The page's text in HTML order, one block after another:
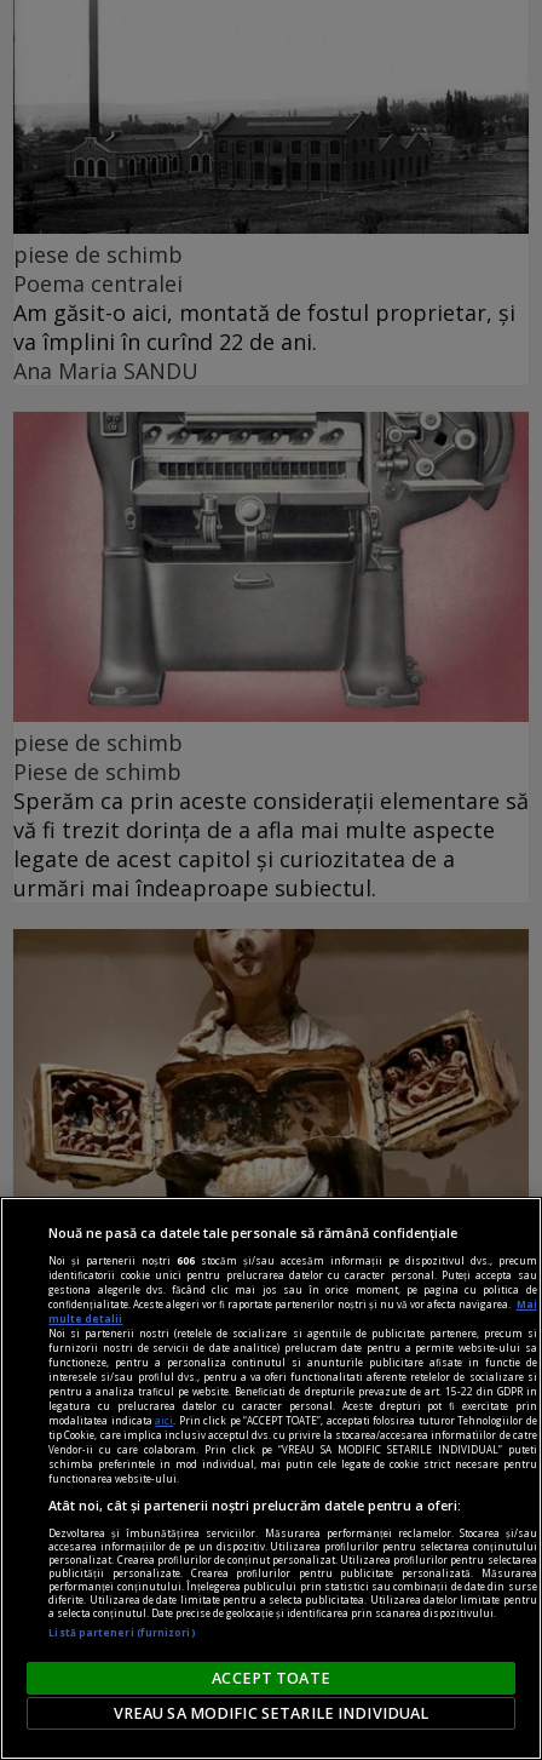
piese de schimb
Poema centralei
Am găsit-o aici, montată de fostul proprietar, și
va împlini în curînd 22 de ani.
Ana Maria SANDU
piese de schimb
Piese de schimb
Sperăm ca prin aceste considerații elementare să
vă fi trezit dorința de a afla mai multe aspecte
legate de acest capitol și curiozitatea de a
urmări mai îndeaproape subiectul.
piese de schimb
(Sub)ansambluri cognitive
Omul nu mai este, poate, măsura tuturor
lucrurilor.
centenar - eugen barbu
Nouă ne pasă ca datele tale personale să rămână confidențiale
Noi și partenerii noștri606 stocăm și/sau accesăm informații pe dispozitivul dvs., precum
identificatorii cookie unici pentru prelucrarea datelor cu caracter personal. Puteți accepta sau
gestiona alegerile dvs. făcând clic mai jos sau în orice moment, pe pagina cu politica de
confidențialitate. Aceste alegeri vor fi raportate partenerilor noștri și nu vă vor afecta navigarea.
Mai
multe detalii
Noi si partenerii nostri (retelele de socializare si agentiile de publicitate partenere, precum si
furnizorii nostri de servicii de date analitice) prelucram date pentru a permite website-ului sa
functioneze, pentru a personaliza continutul si anunturile publicitare afisate in functie de
interesele si/sau profilul dvs., pentru a va oferi functionalitati aferente retelelor de socializare si
pentru a analiza traficul pe website. Beneficiati de drepturile prevazute de art. 15-22 din GDPR in
legatura cu prelucrarea datelor cu caracter personal. Aceste drepturi pot fi exercitate prin
modalitatea indicataaici
. Prin click pe “ACCEPT TOATE”, acceptati folosirea tuturor Tehnologiilor de
tip Cookie, care implica inclusiv acceptul dvs. cu privire la stocarea/accesarea informatiilor de catre
Vendor-ii cu care colaboram. Prin click pe “VREAU SA MODIFIC SETARILE INDIVIDUAL” puteti
schimba preferintele in mod individual, mai putin cele legate de cookie strict necesare pentru
functionarea website-ului.
Atât noi, cât și partenerii noștri prelucrăm datele pentru a oferi:
Dezvoltarea și îmbunătățirea serviciilor. Măsurarea performanței reclamelor. Stocarea și/sau
accesarea informațiilor de pe un dispozitiv. Utilizarea profilurilor pentru selectarea conținutului
personalizat. Crearea profilurilor de conținut personalizat. Utilizarea profilurilor pentru selectarea
publicității personalizate. Crearea profilurilor pentru publicitate personalizată. Măsurarea
performanței conținutului. Înțelegerea publicului prin statistici sau combinații de date din surse
diferite. Utilizarea de date limitate pentru a selecta publicitatea. Utilizarea datelor limitate pentru
a selecta conținutul. Date precise de geolocație și identificarea prin scanarea dispozitivului.
Listă parteneri (furnizori)
ACCEPT TOATE
VREAU SA MODIFIC SETARILE INDIVIDUAL